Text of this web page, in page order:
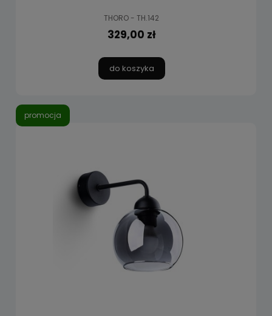
THORO - TH.142
329,00 zł
do koszyka
promocja